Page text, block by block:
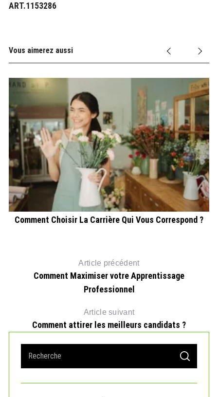
ART.1153286
Vous aimerez aussi
Comment Choisir La Carrière Qui Vous Correspond ?
Article précédent
Comment Maximiser votre Apprentissage
Professionnel
Article suivant
Comment attirer les meilleurs candidats ?
a
r
S
A
C